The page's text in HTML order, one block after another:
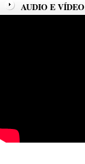
AUDIO E VÍDEO